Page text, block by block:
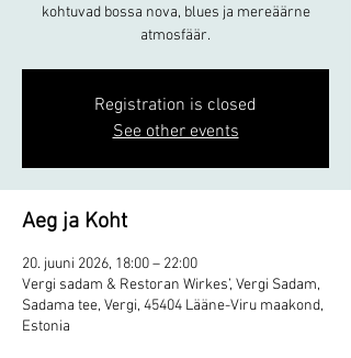
kohtuvad bossa nova, blues ja mereäärne
atmosfäär.
Registration is closed
See other events
Aeg ja Koht
20. juuni 2026, 18:00 – 22:00
Vergi sadam & Restoran Wirkes’, Vergi Sadam,
Sadama tee, Vergi, 45404 Lääne-Viru maakond,
Estonia